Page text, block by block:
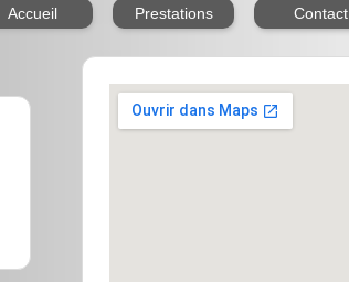
Accueil Prestations Contact